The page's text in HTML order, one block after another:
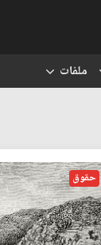
ملفات
حقوق